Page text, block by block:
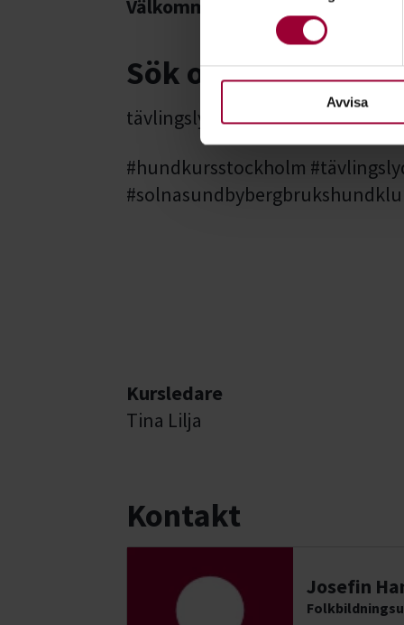
Ta reda på mer om hur
eller dra tillbaka ditt
För att du ska få en så bra
Avvisa
Välkommen med din anmälan!
Sök ord
tävlingslydnad IGP mondioring
#hundkursstockholm
Kursledare
Tina Lilja
Kontakt
Josefin